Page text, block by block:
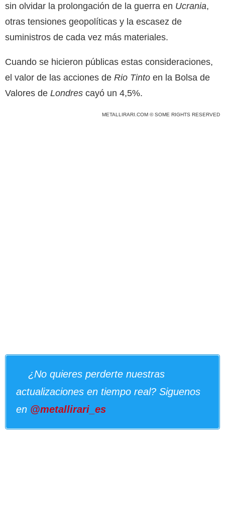
sin olvidar la prolongación de la guerra en Ucrania,
otras tensiones geopolíticas y la escasez de
suministros de cada vez más materiales.
Cuando se hicieron públicas estas consideraciones,
el valor de las acciones de Rio Tinto en la Bolsa de
Valores de Londres cayó un 4,5%.
METALLIRARI.COM © SOME RIGHTS RESERVED
¿No quieres perderte nuestras
actualizaciones en tiempo real? Siguenos
en @metallirari_es